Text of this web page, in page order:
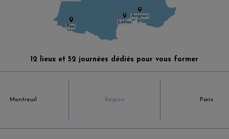
12 lieux et 52 journées dédiés pour vous former
Montreuil Région Paris